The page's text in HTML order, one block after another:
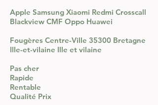
Apple Samsung Xiaomi Redmi Crosscall
Blackview CMF Oppo Huawei
Fougères Centre-Ville 35300 Bretagne
Ille-et-vilaine Ille et vilaine
Pas cher
Rapide
Rentable
Qualité Prix